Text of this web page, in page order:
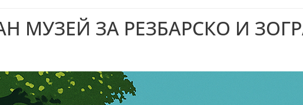
МУЗЕЙ ЗА РЕЗБАРСКО И